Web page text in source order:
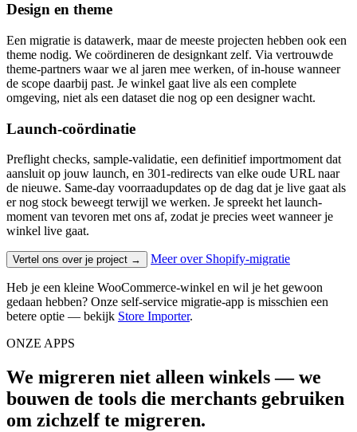
Design en theme
Een migratie is datawerk, maar de meeste projecten hebben ook een
theme nodig. We coördineren de designkant zelf. Via vertrouwde
theme-partners waar we al jaren mee werken, of in-house wanneer
de scope daarbij past. Je winkel gaat live als een complete
omgeving, niet als een dataset die nog op een designer wacht.
Launch-coördinatie
Preflight checks, sample-validatie, een definitief importmoment dat
aansluit op jouw launch, en 301-redirects van elke oude URL naar
de nieuwe. Same-day voorraadupdates op de dag dat je live gaat als
er nog stock beweegt terwijl we werken. Je spreekt het launch-
moment van tevoren met ons af, zodat je precies weet wanneer je
winkel live gaat.
Vertel ons over je project → Meer over Shopify-migratie
Heb je een kleine WooCommerce-winkel en wil je het gewoon
gedaan hebben? Onze self-service migratie-app is misschien een
betere optie — bekijk Store Importer.
ONZE APPS
We migreren niet alleen winkels — we
bouwen de tools die merchants gebruiken
om zichzelf te migreren.